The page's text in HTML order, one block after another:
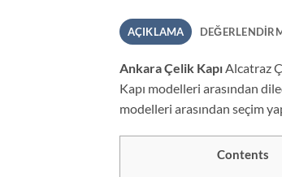
AÇIKLAMA
Ankara Çelik Kapı Alcatraz
Kapı modelleri arasından
modelleri arasından seçim
Contents